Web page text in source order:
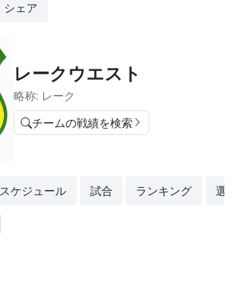
シェア
レークウエスト
略称: レーク
チームの戦績を検索
スケジュール 試合 ランキング 選